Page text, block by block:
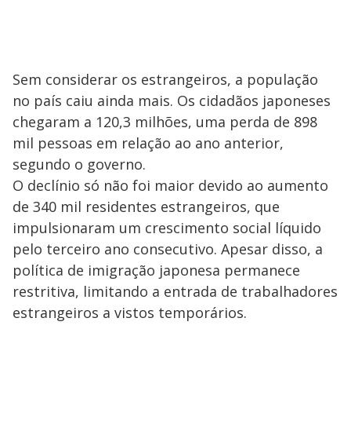
Sem considerar os estrangeiros, a população
no país caiu ainda mais. Os cidadãos japoneses
chegaram a 120,3 milhões, uma perda de 898
mil pessoas em relação ao ano anterior,
segundo o governo.
O declínio só não foi maior devido ao aumento
de 340 mil residentes estrangeiros, que
impulsionaram um crescimento social líquido
pelo terceiro ano consecutivo. Apesar disso, a
política de imigração japonesa permanece
restritiva, limitando a entrada de trabalhadores
estrangeiros a vistos temporários.